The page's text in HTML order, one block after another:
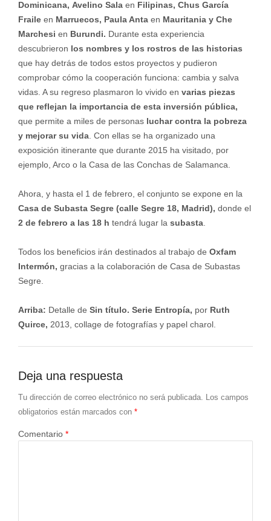
Dominicana, Avelino Salaen Filipinas, Chus García
Fraileen Marruecos, Paula Antaen Mauritania y Che
Marchesi en Burundi. Durante esta experiencia
descubrieron los nombres y los rostros de las historias
que hay detrás de todos estos proyectos y pudieron
comprobar cómo la cooperación funciona: cambia y salva
vidas. A su regreso plasmaron lo vivido en varias piezas
que reflejan la importancia de esta inversión pública,
que permite a miles de personasluchar contra la pobreza
y mejorar su vida. Con ellas se ha organizado una
exposición itinerante que durante 2015 ha visitado, por
ejemplo, Arco o la Casa de las Conchas de Salamanca.
Ahora, y hasta el 1 de febrero, el conjunto se expone en la
Casa de Subasta Segre (calle Segre 18, Madrid), donde el
2 de febrero a las 18 h tendrá lugar la subasta.
Todos los beneficios irán destinados al trabajo de Oxfam
Intermón, gracias a la colaboración de Casa de Subastas
Segre.
Arriba: Detalle de Sin título. Serie Entropía, porRuth
Quirce, 2013, collage de fotografías y papel charol.
Deja una respuesta
Tu dirección de correo electrónico no será publicada. Los campos
obligatorios están marcados con *
Comentario *